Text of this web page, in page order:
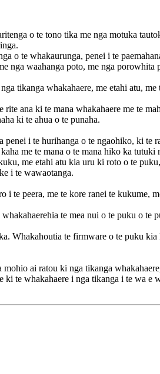
o te tono tika me nga motuka
o te whakaurunga, penei i te
nga waahanga poto, me nga porowhita
tikanga whakahaere, me etahi atu,
ana ki te mana whakahaere me te
ki te ahua o te punaha.
i te hurihanga o te ngaohiko, ki te
me te mana o te mana hiko ka tutuki
me etahi atu kia uru ki roto o te
i te wawaotanga.
peera, me te kore ranei te kukume,
te mea nui o te puku o te
Whakahoutia te firmware o te puku kia
ai ratou ki nga tikanga
te whakahaere i nga tikanga i te wa e